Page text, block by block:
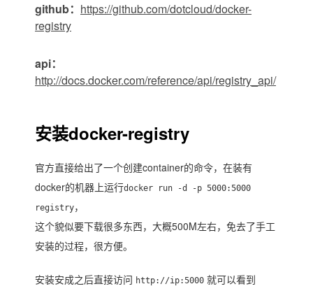
github： https://github.com/dotcloud/docker-
registry
api：
http://docs.docker.com/reference/api/registry_api/
安装docker-registry
官方直接给出了一个创建container的命令，在装有
docker的机器上运行docker run -d -p 5000:5000
registry，
这个貌似要下载很多东西，大概500M左右，免去了手工
安装的过程，很方便。
安装安成之后直接访问 http://ip:5000 就可以看到